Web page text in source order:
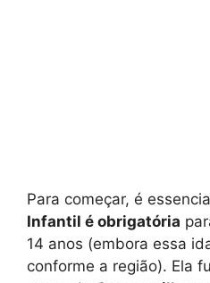
Para começar, é
Infantil é obrigatória
14 anos (embora essa
conforme a região). Ela